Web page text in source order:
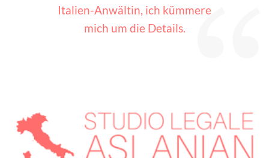
Italien-Anwältin, ich kümmere
mich um die Details.